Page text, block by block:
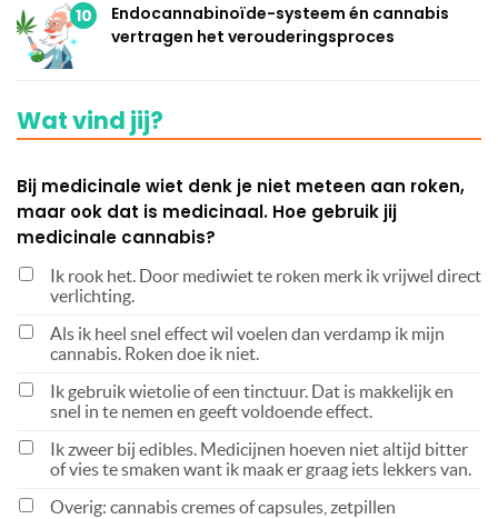
10
Endocannabinoïde-systeem én cannabis
vertragen het verouderingsproces
Wat vind jij?
Bij medicinale wiet denk je niet meteen aan roken,
maar ook dat is medicinaal. Hoe gebruik jij
medicinale cannabis?
Ik rook het. Door mediwiet te roken merk ik vrijwel direct
verlichting.
Als ik heel snel effect wil voelen dan verdamp ik mijn
cannabis. Roken doe ik niet.
Ik gebruik wietolie of een tinctuur. Dat is makkelijk en
snel in te nemen en geeft voldoende effect.
Ik zweer bij edibles. Medicijnen hoeven niet altijd bitter
of vies te smaken want ik maak er graag iets lekkers van.
Overig: cannabis cremes of capsules, zetpillen